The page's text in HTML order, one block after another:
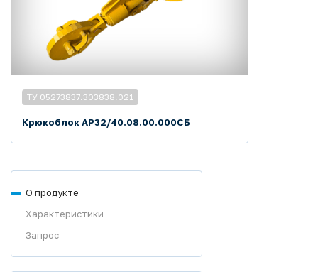
ТУ 05273837.303838.021
Крюкоблок АР32/40.08.00.000СБ
О продукте
Характеристики
Запрос